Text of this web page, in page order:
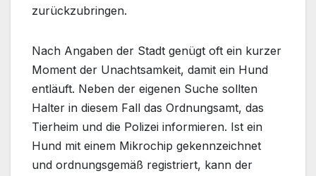
zurückzubringen.
Nach Angaben der Stadt genügt oft ein kurzer
Moment der Unachtsamkeit, damit ein Hund
entläuft. Neben der eigenen Suche sollten
Halter in diesem Fall das Ordnungsamt, das
Tierheim und die Polizei informieren. Ist ein
Hund mit einem Mikrochip gekennzeichnet
und ordnungsgemäß registriert, kann der